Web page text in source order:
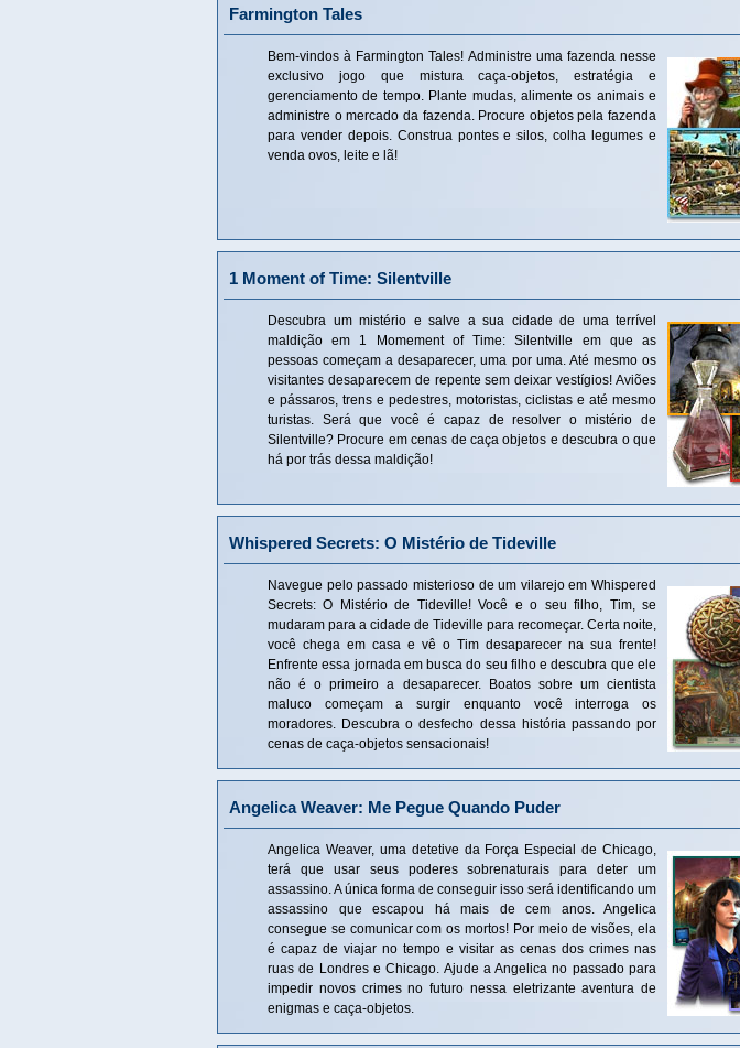
Farmington Tales
Bem-vindos à Farmington Tales! Administre uma fazenda nesse
exclusivo jogo que mistura caça-objetos, estratégia e
gerenciamento de tempo. Plante mudas, alimente os animais e
administre o mercado da fazenda. Procure objetos pela fazenda
para vender depois. Construa pontes e silos, colha legumes e
venda ovos, leite e lã!
1 Moment of Time: Silentville
Descubra um mistério e salve a sua cidade de uma terrível
maldição em 1 Momement of Time: Silentville em que as
pessoas começam a desaparecer, uma por uma. Até mesmo os
visitantes desaparecem de repente sem deixar vestígios! Aviões
e pássaros, trens e pedestres, motoristas, ciclistas e até mesmo
turistas. Será que você é capaz de resolver o mistério de
Silentville? Procure em cenas de caça objetos e descubra o que
há por trás dessa maldição!
Whispered Secrets: O Mistério de Tideville
Navegue pelo passado misterioso de um vilarejo em Whispered
Secrets: O Mistério de Tideville! Você e o seu filho, Tim, se
mudaram para a cidade de Tideville para recomeçar. Certa noite,
você chega em casa e vê o Tim desaparecer na sua frente!
Enfrente essa jornada em busca do seu filho e descubra que ele
não é o primeiro a desaparecer. Boatos sobre um cientista
maluco começam a surgir enquanto você interroga os
moradores. Descubra o desfecho dessa história passando por
cenas de caça-objetos sensacionais!
Angelica Weaver: Me Pegue Quando Puder
Angelica Weaver, uma detetive da Força Especial de Chicago,
terá que usar seus poderes sobrenaturais para deter um
assassino. A única forma de conseguir isso será identificando um
assassino que escapou há mais de cem anos. Angelica
consegue se comunicar com os mortos! Por meio de visões, ela
é capaz de viajar no tempo e visitar as cenas dos crimes nas
ruas de Londres e Chicago. Ajude a Angelica no passado para
impedir novos crimes no futuro nessa eletrizante aventura de
enigmas e caça-objetos.